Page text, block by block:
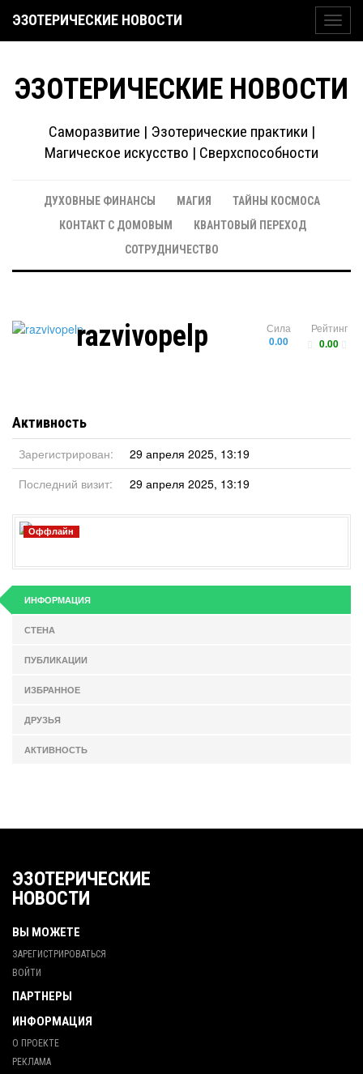
ЭЗОТЕРИЧЕСКИЕ НОВОСТИ
ЭЗОТЕРИЧЕСКИЕ НОВОСТИ
Саморазвитие | Эзотерические практики |
Магическое искусство | Сверхспособности
ДУХОВНЫЕ ФИНАНСЫ МАГИЯ
ТАЙНЫ КОСМОСА
КОНТАКТ С ДОМОВЫМ
КВАНТОВЫЙ ПЕРЕХОД
СОТРУДНИЧЕСТВО
Рейтинг
0.00
Сила
0.00
razvivopelp
Активность
Зарегистрирован:
29 апреля 2025, 13:19
Последний визит:
29 апреля 2025, 13:19
Оффлайн
ИНФОРМАЦИЯ
СТЕНА
ПУБЛИКАЦИИ
ИЗБРАННОЕ
ДРУЗЬЯ
АКТИВНОСТЬ
ЭЗОТЕРИЧЕСКИЕ
НОВОСТИ
ВЫ МОЖЕТЕ
ЗАРЕГИСТРИРОВАТЬСЯ
ВОЙТИ
ПАРТНЕРЫ
ИНФОРМАЦИЯ
О ПРОЕКТЕ
РЕКЛАМА